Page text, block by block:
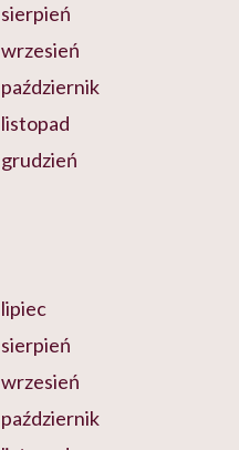
sierpień
wrzesień
październik
listopad
grudzień
lipiec
sierpień
wrzesień
październik